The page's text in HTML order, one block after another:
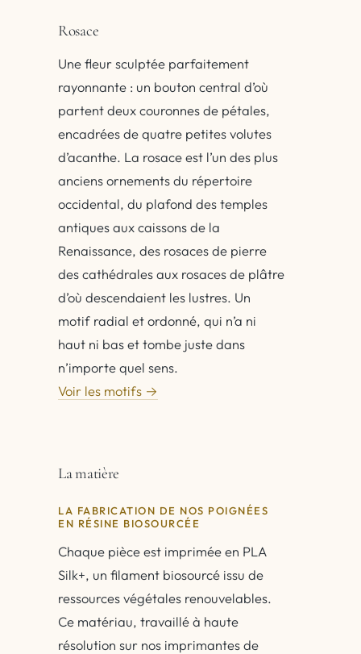
Rosace
Une fleur sculptée parfaitement
rayonnante : un bouton central d’où
partent deux couronnes de pétales,
encadrées de quatre petites volutes
d’acanthe. La rosace est l’un des plus
anciens ornements du répertoire
occidental, du plafond des temples
antiques aux caissons de la
Renaissance, des rosaces de pierre
des cathédrales aux rosaces de plâtre
d’où descendaient les lustres. Un
motif radial et ordonné, qui n’a ni
haut ni bas et tombe juste dans
n’importe quel sens.
Voir les motifs →
La matière
LA FABRICATION DE NOS POIGNÉES
EN RÉSINE BIOSOURCÉE
Chaque pièce est imprimée en PLA
Silk+, un filament biosourcé issu de
ressources végétales renouvelables.
Ce matériau, travaillé à haute
résolution sur nos imprimantes de